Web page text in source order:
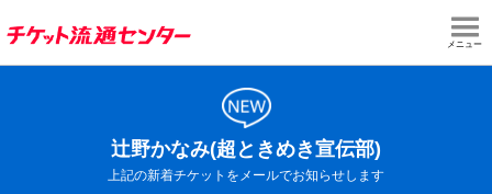
メニュー
辻野かなみ(超ときめき宣伝部)
上記の新着チケットをメールでお知らせします